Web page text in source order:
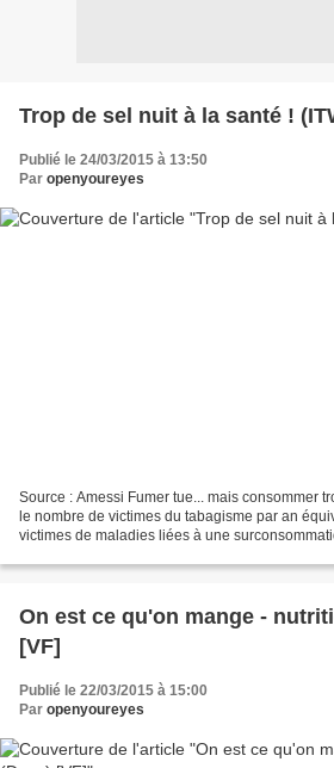
Trop de sel nuit à la santé !
Publié le 24/03/2015 à 13:50
Par openyoureyes
Source : Amessi Fumer tue... mais consommer
le nombre de victimes du tabagisme par an
victimes de maladies liées à une
On est ce qu'on mange -
[VF]
Publié le 22/03/2015 à 15:00
Par openyoureyes